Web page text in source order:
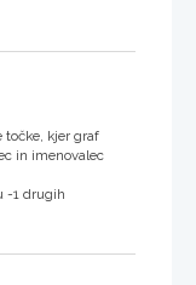
točke, kjer graf
in imenovalec
-1 drugih